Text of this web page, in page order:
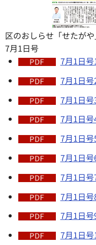
区のおしらせ「せたがや
7月1日号
7月1日号
7月1日号
7月1日号
7月1日号
7月1日号
7月1日号
7月1日号
7月1日号
7月1日号
7月1日号